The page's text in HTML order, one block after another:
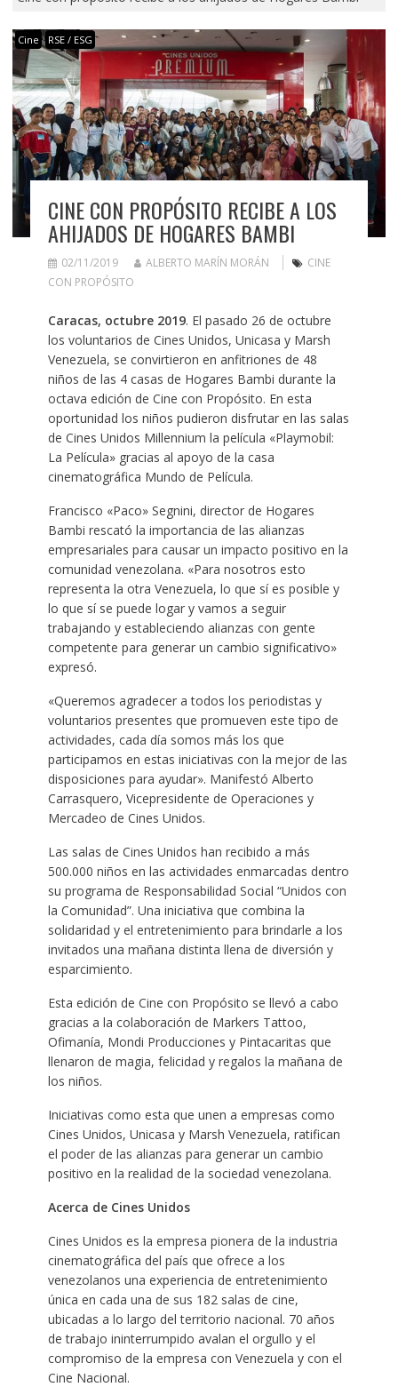
Cine RSE / ESG
CINE CON PROPÓSITO RECIBE A LOS
AHIJADOS DE HOGARES BAMBI
02/11/2019 ALBERTO MARÍN MORÁN
CINE
CON PROPÓSITO
Caracas, octubre 2019. El pasado 26 de octubre
los voluntarios de Cines Unidos, Unicasa y Marsh
Venezuela, se convirtieron en anfitriones de 48
niños de las 4 casas de Hogares Bambi durante la
octava edición de Cine con Propósito. En esta
oportunidad los niños pudieron disfrutar en las salas
de Cines Unidos Millennium la película «Playmobil:
La Película» gracias al apoyo de la casa
cinematográfica Mundo de Película.
Francisco «Paco» Segnini, director de Hogares
Bambi rescató la importancia de las alianzas
empresariales para causar un impacto positivo en la
comunidad venezolana. «Para nosotros esto
representa la otra Venezuela, lo que sí es posible y
lo que sí se puede logar y vamos a seguir
trabajando y estableciendo alianzas con gente
competente para generar un cambio significativo»
expresó.
«Queremos agradecer a todos los periodistas y
voluntarios presentes que promueven este tipo de
actividades, cada día somos más los que
participamos en estas iniciativas con la mejor de las
disposiciones para ayudar». Manifestó Alberto
Carrasquero, Vicepresidente de Operaciones y
Mercadeo de Cines Unidos.
Las salas de Cines Unidos han recibido a más
500.000 niños en las actividades enmarcadas dentro
su programa de Responsabilidad Social “Unidos con
la Comunidad”. Una iniciativa que combina la
solidaridad y el entretenimiento para brindarle a los
invitados una mañana distinta llena de diversión y
esparcimiento.
Esta edición de Cine con Propósito se llevó a cabo
gracias a la colaboración de Markers Tattoo,
Ofimanía, Mondi Producciones y Pintacaritas que
llenaron de magia, felicidad y regalos la mañana de
los niños.
Iniciativas como esta que unen a empresas como
Cines Unidos, Unicasa y Marsh Venezuela, ratifican
el poder de las alianzas para generar un cambio
positivo en la realidad de la sociedad venezolana.
Acerca de Cines Unidos
Cines Unidos es la empresa pionera de la industria
cinematográfica del país que ofrece a los
venezolanos una experiencia de entretenimiento
única en cada una de sus 182 salas de cine,
ubicadas a lo largo del territorio nacional. 70 años
de trabajo ininterrumpido avalan el orgullo y el
compromiso de la empresa con Venezuela y con el
Cine Nacional.